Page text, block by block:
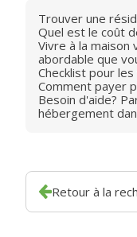
Trouver une
Quel est le coût
Vivre à la maison
abordable que
Checklist pour
Comment payer
Besoin d'aide?
hébergement
Retour à la